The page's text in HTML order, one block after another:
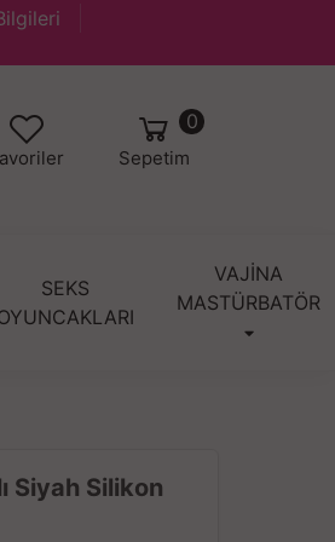
Sepetim
0
SEKS
VAJİNA
MASTÜRBATÖR
Siyah Silikon